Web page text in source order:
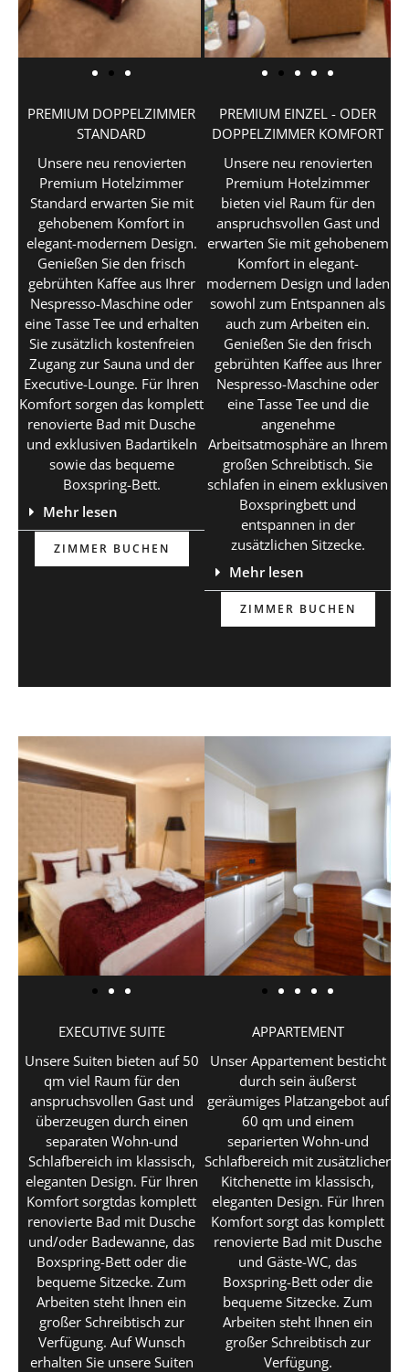
PREMIUM DOPPELZIMMER
STANDARD
Unsere neu renovierten
Premium Hotelzimmer
Standard erwarten Sie mit
gehobenem Komfort in
elegant-modernem Design.
Genießen Sie den frisch
gebrühten Kaffee aus Ihrer
Nespresso-Maschine oder
eine Tasse Tee und erhalten
Sie zusätzlich kostenfreien
Zugang zur Sauna und der
Executive-Lounge. Für Ihren
Komfort sorgen das komplett
renovierte Bad mit Dusche
und exklusiven Badartikeln
sowie das bequeme
Boxspring-Bett.
Mehr lesen
ZIMMER BUCHEN
PREMIUM EINZEL - ODER
DOPPELZIMMER KOMFORT
Unsere neu renovierten
Premium Hotelzimmer
bieten viel Raum für den
anspruchsvollen Gast und
erwarten Sie mit gehobenem
Komfort in elegant-
modernem Design und laden
sowohl zum Entspannen als
auch zum Arbeiten ein.
Genießen Sie den frisch
gebrühten Kaffee aus Ihrer
Nespresso-Maschine oder
eine Tasse Tee und die
angenehme
Arbeitsatmosphäre an Ihrem
großen Schreibtisch. Sie
schlafen in einem exklusiven
Boxspringbett und
entspannen in der
zusätzlichen Sitzecke.
Mehr lesen
ZIMMER BUCHEN
EXECUTIVE SUITE
Unsere Suiten bieten auf 50
qm viel Raum für den
anspruchsvollen Gast und
überzeugen durch einen
separaten Wohn-und
Schlafbereich im klassisch,
eleganten Design. Für Ihren
Komfort sorgtdas komplett
renovierte Bad mit Dusche
und/oder Badewanne, das
Boxspring-Bett oder die
bequeme Sitzecke. Zum
Arbeiten steht Ihnen ein
großer Schreibtisch zur
Verfügung. Auf Wunsch
erhalten Sie unsere Suiten
APPARTEMENT
Unser Appartement besticht
durch sein äußerst
geräumiges Platzangebot auf
60 qm und einem
separierten Wohn-und
Schlafbereich mit zusätzlicher
Kitchenette im klassisch,
eleganten Design. Für Ihren
Komfort sorgt das komplett
renovierte Bad mit Dusche
und Gäste-WC, das
Boxspring-Bett oder die
bequeme Sitzecke. Zum
Arbeiten steht Ihnen ein
großer Schreibtisch zur
Verfügung.